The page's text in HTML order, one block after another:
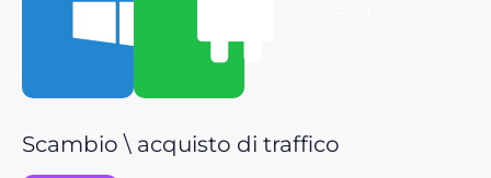
Scambio \ acquisto di traffico